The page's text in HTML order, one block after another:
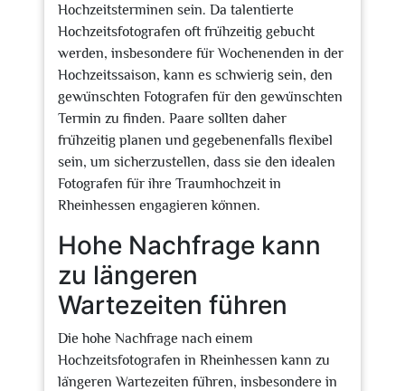
Hochzeitsterminen sein. Da talentierte
Hochzeitsfotografen oft frühzeitig gebucht
werden, insbesondere für Wochenenden in der
Hochzeitssaison, kann es schwierig sein, den
gewünschten Fotografen für den gewünschten
Termin zu finden. Paare sollten daher
frühzeitig planen und gegebenenfalls flexibel
sein, um sicherzustellen, dass sie den idealen
Fotografen für ihre Traumhochzeit in
Rheinhessen engagieren können.
Hohe Nachfrage kann
zu längeren
Wartezeiten führen
Die hohe Nachfrage nach einem
Hochzeitsfotografen in Rheinhessen kann zu
längeren Wartezeiten führen, insbesondere in